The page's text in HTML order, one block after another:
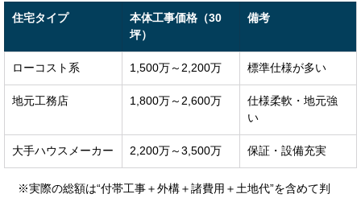
住宅タイプ
本体工事価格（30
坪）
備考
ローコスト系 1,500万～2,200万 標準仕様が多い
地元工務店 1,800万～2,600万
仕様柔軟・地元強
い
大手ハウスメーカー 2,200万～3,500万 保証・設備充実
※実際の総額は“付帯工事＋外構＋諸費用＋土地代”を含めて判